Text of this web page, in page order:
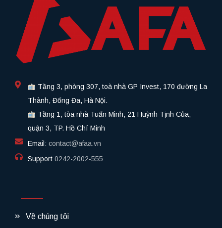
Tầng 3, phòng 307, toà nhà GP Invest, 170 đường La
Thành, Đống Đa, Hà Nội.
Tầng 1, tòa nhà Tuấn Minh, 21 Huỳnh Tịnh Của,
quận 3, TP. Hồ Chí Minh
Email: contact@afaa.vn
Support 0242-2002-555​
Về chúng tôi